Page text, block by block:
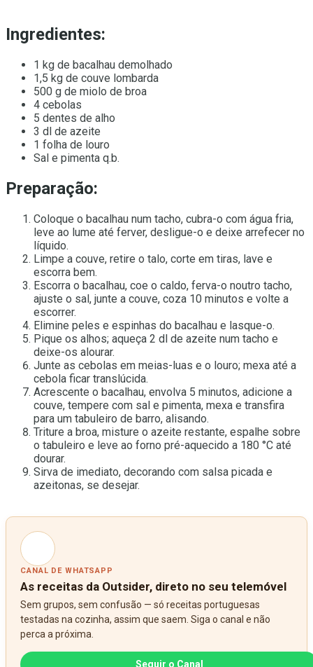
Ingredientes:
1 kg de bacalhau demolhado
1,5 kg de couve lombarda
500 g de miolo de broa
4 cebolas
5 dentes de alho
3 dl de azeite
1 folha de louro
Sal e pimenta q.b.
Preparação:
Coloque o bacalhau num tacho, cubra-o com água fria,
leve ao lume até ferver, desligue-o e deixe arrefecer no
líquido.
Limpe a couve, retire o talo, corte em tiras, lave e
escorra bem.
Escorra o bacalhau, coe o caldo, ferva-o noutro tacho,
ajuste o sal, junte a couve, coza 10 minutos e volte a
escorrer.
Elimine peles e espinhas do bacalhau e lasque-o.
Pique os alhos; aqueça 2 dl de azeite num tacho e
deixe-os alourar.
Junte as cebolas em meias-luas e o louro; mexa até a
cebola ficar translúcida.
Acrescente o bacalhau, envolva 5 minutos, adicione a
couve, tempere com sal e pimenta, mexa e transfira
para um tabuleiro de barro, alisando.
Triture a broa, misture o azeite restante, espalhe sobre
o tabuleiro e leve ao forno pré-aquecido a 180 °C até
dourar.
Sirva de imediato, decorando com salsa picada e
azeitonas, se desejar.
CANAL DE WHATSAPP
As receitas da Outsider, direto no seu telemóvel
Sem grupos, sem confusão — só receitas portuguesas
testadas na cozinha, assim que saem. Siga o canal e não
perca a próxima.
Seguir o Canal